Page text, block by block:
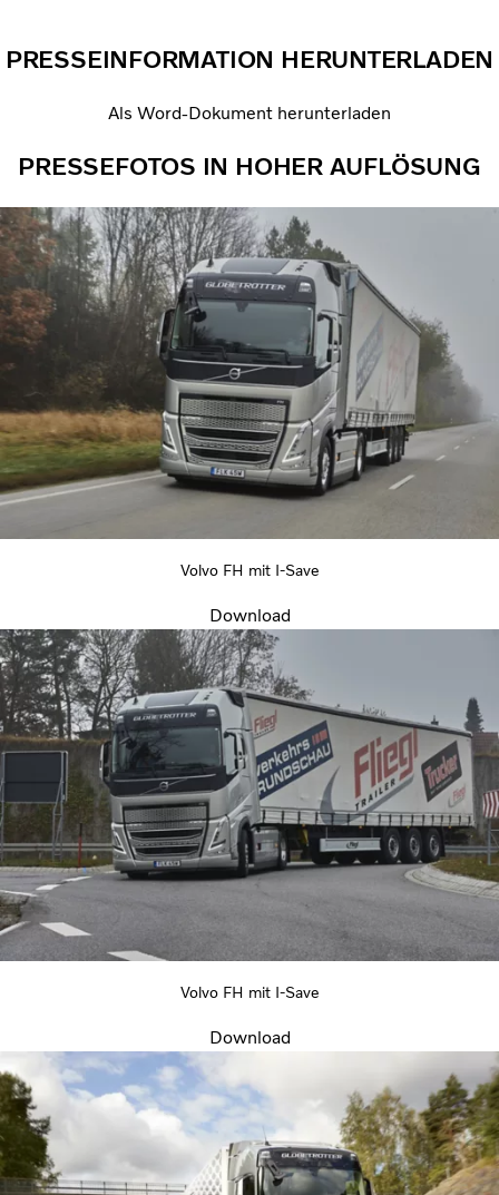
PRESSEINFORMATION HERUNTERLADEN
Als Word-Dokument herunterladen
PRESSEFOTOS IN HOHER AUFLÖSUNG
Volvo FH mit I-Save
Download
Volvo FH mit I-Save
Download